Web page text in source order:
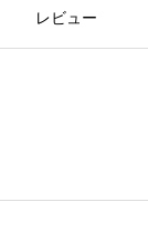
レビュー